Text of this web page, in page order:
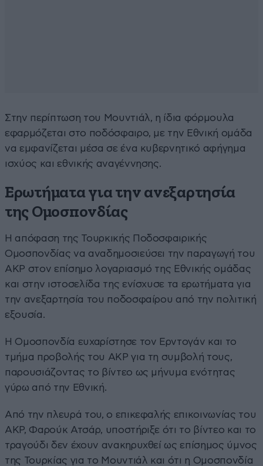
Στην περίπτωση του Μουντιάλ, η ίδια φόρμουλα
εφαρμόζεται στο ποδόσφαιρο, με την Εθνική ομάδα
να εμφανίζεται μέσα σε ένα κυβερνητικό αφήγημα
ισχύος και εθνικής αναγέννησης.
Ερωτήματα για την ανεξαρτησία
της Ομοσπονδίας
Η απόφαση της Τουρκικής Ποδοσφαιρικής
Ομοσπονδίας να αναδημοσιεύσει την παραγωγή του
AKP στον επίσημο λογαριασμό της Εθνικής ομάδας
και στην ιστοσελίδα της ενίσχυσε τα ερωτήματα για
την ανεξαρτησία του ποδοσφαίρου από την πολιτική
εξουσία.
Η Ομοσπονδία ευχαρίστησε τον Ερντογάν και το
τμήμα προβολής του AKP για τη συμβολή τους,
παρουσιάζοντας το βίντεο ως μήνυμα ενότητας
γύρω από την Εθνική.
Από την πλευρά του, ο επικεφαλής επικοινωνίας του
AKP, Φαρούκ Ατσάρ, υποστήριξε ότι το βίντεο και το
τραγούδι δεν έχουν ανακηρυχθεί ως επίσημος ύμνος
της Τουρκίας για το Μουντιάλ και ότι η Ομοσπονδία